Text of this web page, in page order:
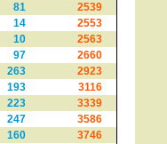
81
2539
14
2553
10
2563
97
2660
263
2923
193
3116
223
3339
247
3586
160
3746